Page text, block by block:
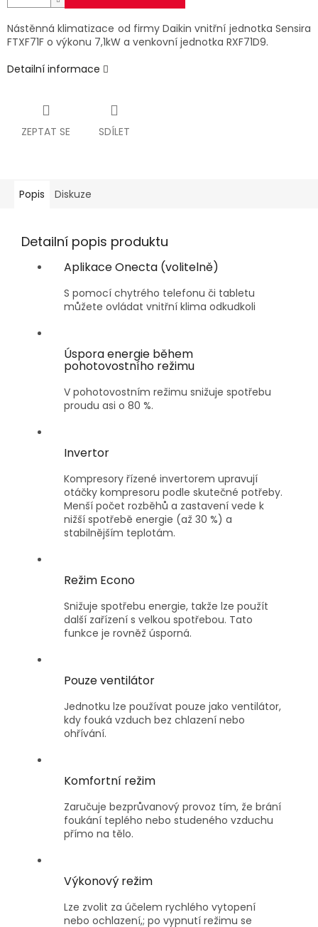
Nástěnná klimatizace od firmy Daikin vnitřní jednotka Sensira
FTXF71F o výkonu 7,1kW a venkovní jednotka RXF71D9.
Detailní informace
ZEPTAT SE SDÍLET
Popis Diskuze
Detailní popis produktu
Aplikace Onecta (volitelně)
S pomocí chytrého telefonu či tabletu
můžete ovládat vnitřní klima odkudkoli
Úspora energie během
pohotovostního režimu
V pohotovostním režimu snižuje spotřebu
proudu asi o 80 %.
Invertor
Kompresory řízené invertorem upravují
otáčky kompresoru podle skutečné potřeby.
Menší počet rozběhů a zastavení vede k
nižší spotřebě energie (až 30 %) a
stabilnějším teplotám.
Režim Econo
Snižuje spotřebu energie, takže lze použít
další zařízení s velkou spotřebou. Tato
funkce je rovněž úsporná.
Pouze ventilátor
Jednotku lze používat pouze jako ventilátor,
kdy fouká vzduch bez chlazení nebo
ohřívání.
Komfortní režim
Zaručuje bezprůvanový provoz tím, že brání
foukání teplého nebo studeného vzduchu
přímo na tělo.
Výkonový režim
Lze zvolit za účelem rychlého vytopení
nebo ochlazení,; po vypnutí režimu se